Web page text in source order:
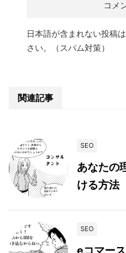
日本語が含まれない投稿
さい。（スパム対策）
関連記事
SEO
あなたの
ける方法
SEO
eコマー